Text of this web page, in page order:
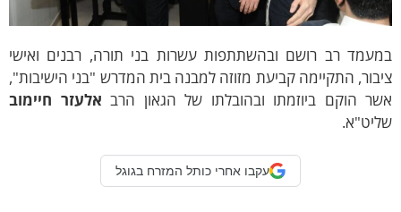
רב רושם ובהשתתפות עשרות בני תורה, רבנים ואישי
התקיימה קביעת מזוזה למבנה בית המדרש "בני הישיבות",
הוקם ביוזמתו ובהובלתו של הגאון הרבאלעזר חיימוב
עקבו אחרי כותל המזרח בגוגל